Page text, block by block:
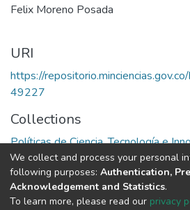
Felix Moreno Posada
URI
https://
49227
Collections
Políticas de Ciencia, Tecnología e
Full item page
We collect and process your personal
following purposes: Authentication,
Acknowledgement and Statistics.
To learn more, please read our privacy